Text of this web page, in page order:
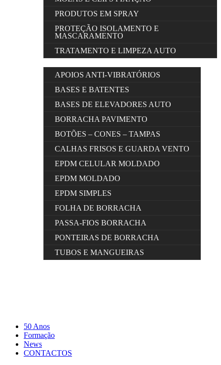
PRODUTOS EM SPRAY
PROTEÇÃO ISOLAMENTO E
MASCARAMENTO
TRATAMENTO E LIMPEZA AUTO
APOIOS ANTI-VIBRATÓRIOS
BASES E BATENTES
BASES DE ELEVADORES AUTO
BORRACHA PAVIMENTO
BOTÕES – CONES – TAMPAS
CALHAS FRISOS E GUARDA VENTO
EPDM CELULAR MOLDADO
EPDM MOLDADO
EPDM SIMPLES
FOLHA DE BORRACHA
PASSA-FIOS BORRACHA
PONTEIRAS DE BORRACHA
TUBOS E MANGUEIRAS
50 Anos
Formação
News
CONTACTOS